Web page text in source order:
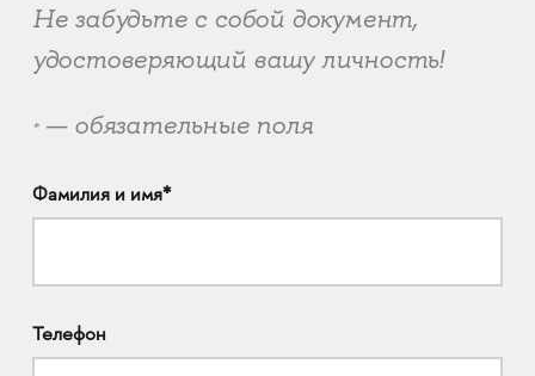
Не забудьте с собой документ,
удостоверяющий вашу личность!
*— обязательные поля
Фамилия и имя*
Телефон